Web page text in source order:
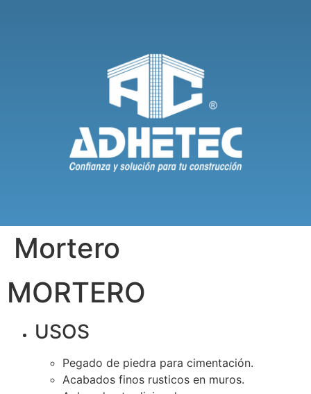
Mortero
MORTERO
USOS
Pegado de piedra para cimentación.
Acabados finos rusticos en muros.